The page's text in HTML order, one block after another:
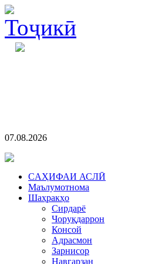
07.08.2026
CАҲИФАИ АСЛӢ
Маълумотнома
Шаҳракҳо
Сирдарё
Чоруқдаррон
Консой
Адрасмон
Зарнисор
Навгарзан